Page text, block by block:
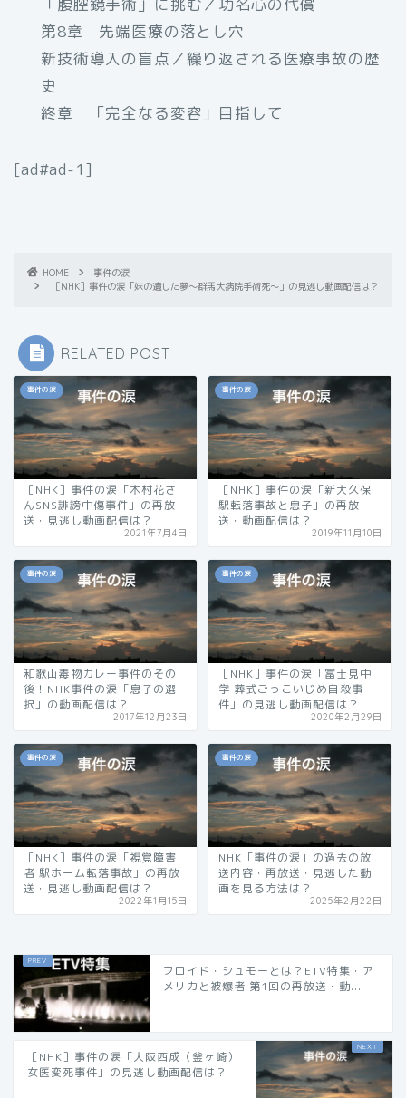
「腹腔鏡手術」に挑む／功名心の代償
第8章 先端医療の落とし穴
新技術導入の盲点／繰り返される医療事故の歴
史
終章 「完全なる変容」目指して
[ad#ad-1]
HOME
事件の涙
［NHK］事件の涙「妹の遺した夢～群馬大病院手術死～」の見逃し動画配信は？
RELATED POST
事件の涙
［NHK］事件の涙「木村花さ
んSNS誹謗中傷事件」の再放
送・見逃し動画配信は？
2021年7月4日
事件の涙
［NHK］事件の涙「新大久保
駅転落事故と息子」の再放
送・動画配信は？
2019年11月10日
事件の涙
和歌山毒物カレー事件のその
後！NHK事件の涙「息子の選
択」の動画配信は？
2017年12月23日
事件の涙
［NHK］事件の涙「富士見中
学 葬式ごっこいじめ自殺事
件」の見逃し動画配信は？
2020年2月29日
事件の涙
［NHK］事件の涙「視覚障害
者 駅ホーム転落事故」の再放
送・見逃し動画配信は？
2022年1月15日
事件の涙
NHK「事件の涙」の過去の放
送内容・再放送・見逃した動
画を見る方法は？
2025年2月22日
フロイド・シュモーとは？ETV特集・ア
メリカと被爆者 第1回の再放送・動...
［NHK］事件の涙「大阪西成（釜ヶ崎）
女医変死事件」の見逃し動画配信は？